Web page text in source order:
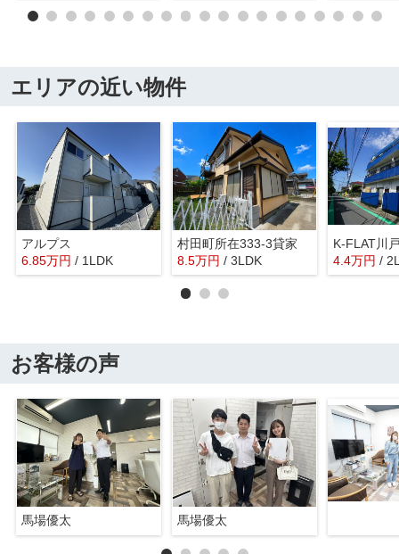
エリアの近い物件
アルプス
6.85万円 / 1LDK
村田町所在333-3貸家
8.5万円 / 3LDK
K-FLAT川
4.4万円 /
お客様の声
馬場優太 馬場優太